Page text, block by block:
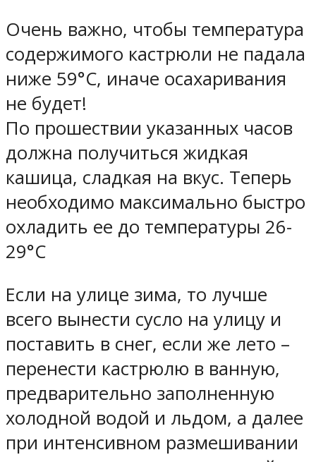
Очень важно, чтобы температура
содержимого кастрюли не падала
ниже 59°С, иначе осахаривания
не будет!
По прошествии указанных часов
должна получиться жидкая
кашица, сладкая на вкус. Теперь
необходимо максимально быстро
охладить ее до температуры 26-
29°С
Если на улице зима, то лучше
всего вынести сусло на улицу и
поставить в снег, если же лето –
перенести кастрюлю в ванную,
предварительно заполненную
холодной водой и льдом, а далее
при интенсивном размешивании